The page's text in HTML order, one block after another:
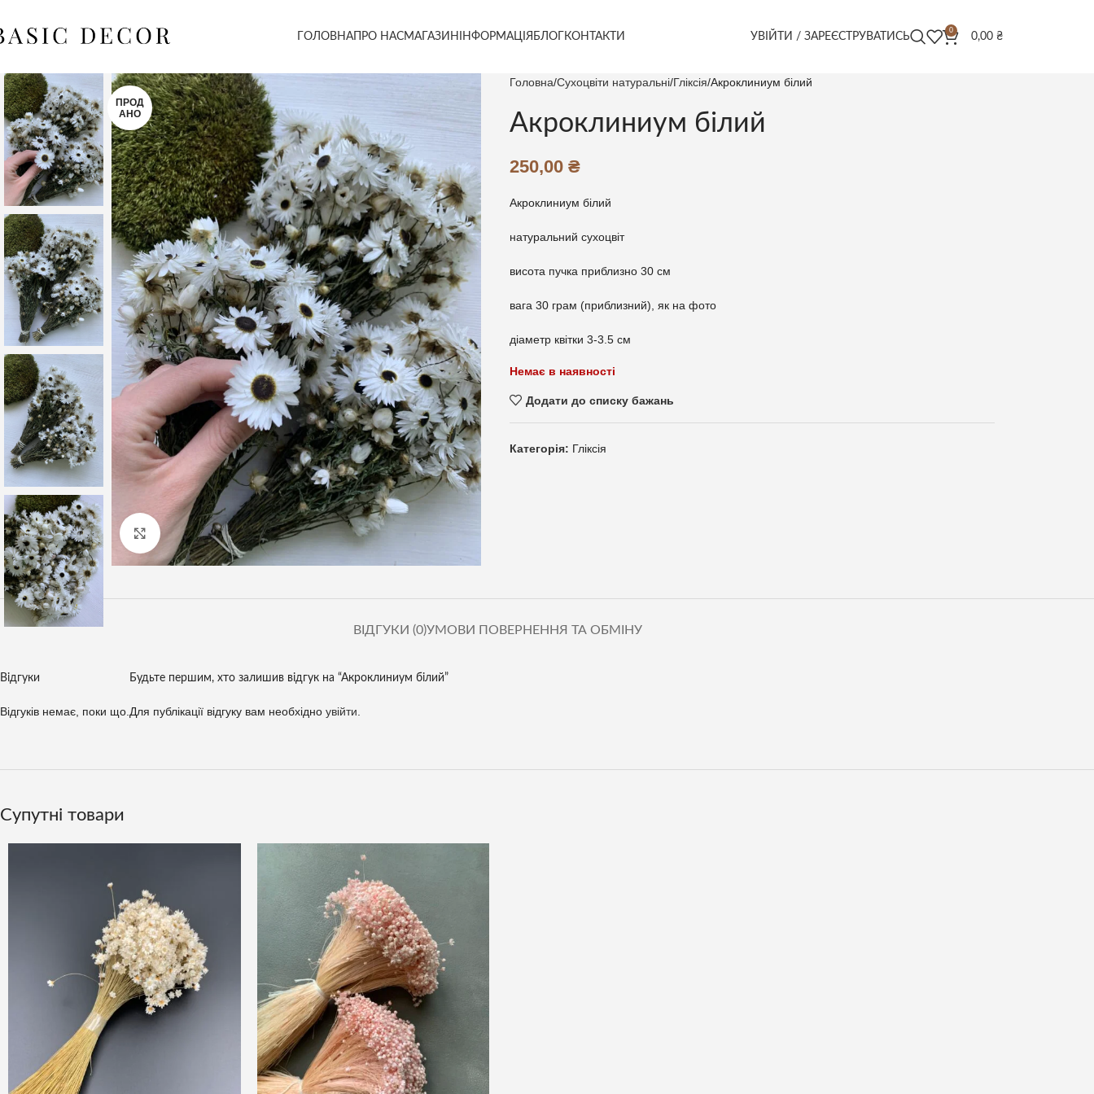
ГОЛОВНАПРО НАСМАГАЗИН ІНФОРМАЦІЯ БЛОГ КОНТАКТИ УВІЙТИ / ЗАРЕЄСТРУВАТИСЬ
0
0,00 ₴
ПРОД
АНО
Клацніть, щоб збільшити
Головна Сухоцвіти натуральні Гліксія Акроклиниум білий
Акроклиниум білий
250,00 ₴
Акроклиниум білий
натуральний сухоцвіт
висота пучка приблизно 30 см
вага 30 грам (приблизний), як на фото
діаметр квітки 3-3.5 см
Немає в наявності
Додати до списку бажань
Категорія: Гліксія
ВІДГУКИ (0)УМОВИ ПОВЕРНЕННЯ ТА ОБМІНУ
Відгуки
Відгуків немає, поки що.
Будьте першим, хто залишив відгук на “Акроклиниум білий”
Для публікації відгуку вам необхідно увійти
Супутні товари